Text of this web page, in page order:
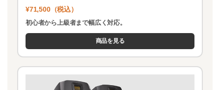
¥71,500（税込）
初心者から上級者まで幅広く対応。
商品を見る